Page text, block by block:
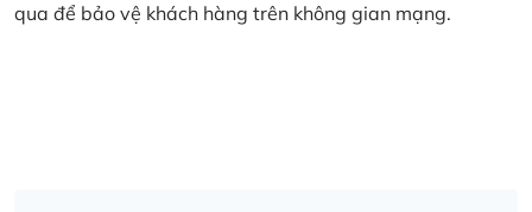
qua để bảo vệ khách hàng trên không gian mạng.